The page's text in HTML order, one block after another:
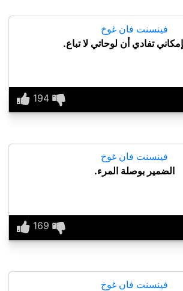
فينسنت فان غوخ
تفادي أن لوحاتي لا تباع.
فينسنت فان غوخ
الضمير بوصلة المرء.
فينسنت فان غوخ